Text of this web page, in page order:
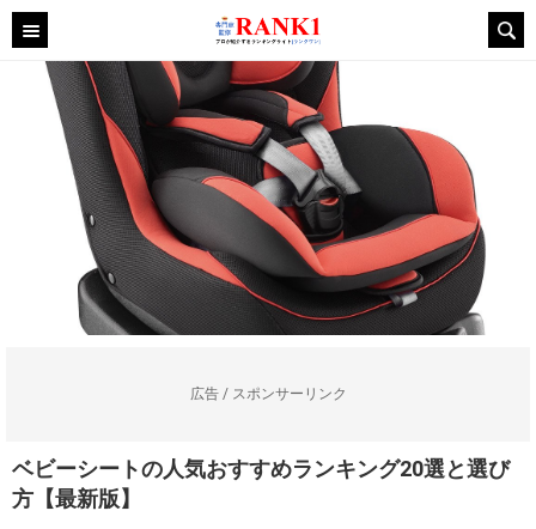
広告 / スポンサーリンク
ベビーシートの人気おすすめランキング20選と選び
方【最新版】